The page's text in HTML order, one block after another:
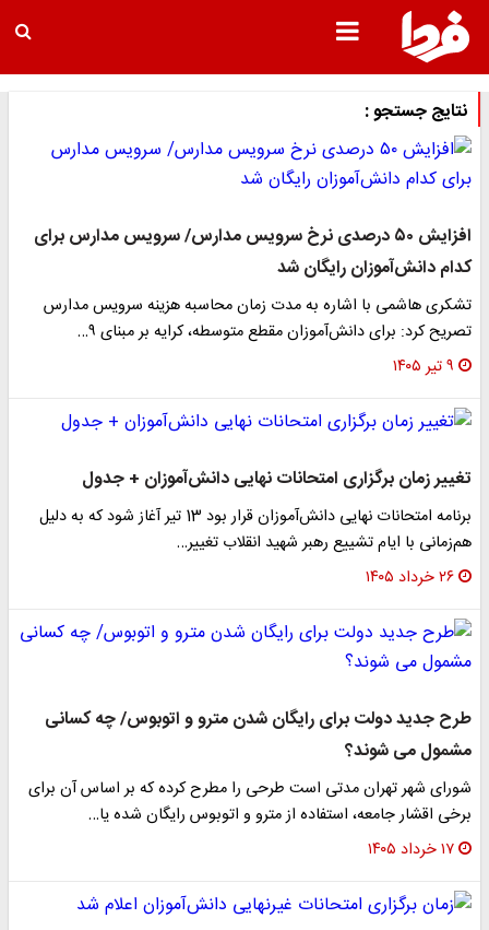
نتایج جستجو :
افزایش ۵۰ درصدی نرخ سرویس مدارس/ سرویس مدارس برای
کدام دانش‌آموزان رایگان شد
تشکری هاشمی با اشاره به مدت زمان محاسبه هزینه سرویس مدارس
تصریح کرد: برای دانش‌آموزان مقطع متوسطه، کرایه بر مبنای ۹…
۹ تیر ۱۴۰۵
تغییر زمان برگزاری امتحانات نهایی دانش‌آموزان + جدول
برنامه امتحانات نهایی دانش‌آموزان قرار بود 13 تیر آغاز شود که به دلیل
هم‌زمانی با ایام تشییع رهبر شهید انقلاب تغییر…
۲۶ خرداد ۱۴۰۵
طرح جدید دولت برای رایگان شدن مترو و اتوبوس/ چه کسانی
مشمول می شوند؟
شورای شهر تهران مدتی است طرحی را مطرح کرده که بر اساس آن برای
برخی اقشار جامعه، استفاده از مترو و اتوبوس رایگان شده یا…
۱۷ خرداد ۱۴۰۵